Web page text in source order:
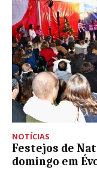
NOTÍCIAS
Festejos de
domingo em